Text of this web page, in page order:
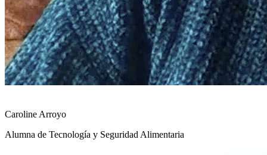
Caroline Arroyo
Alumna de Tecnología y Seguridad Alimentaria